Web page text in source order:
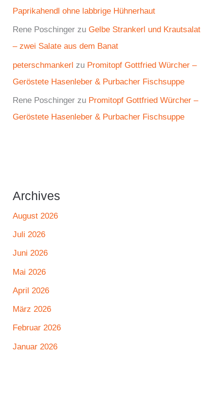
Paprikahendl ohne labbrige Hühnerhaut
Rene Poschinger zuGelbe Strankerl und Krautsalat
– zwei Salate aus dem Banat
peterschmankerl zu Promitopf Gottfried Würcher –
Geröstete Hasenleber & Purbacher Fischsuppe
Rene Poschinger zu Promitopf Gottfried Würcher –
Geröstete Hasenleber & Purbacher Fischsuppe
Archives
August 2026
Juli 2026
Juni 2026
Mai 2026
April 2026
März 2026
Februar 2026
Januar 2026